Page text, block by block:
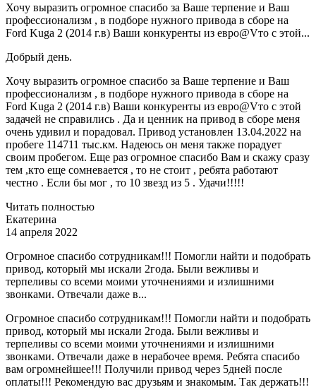
Хочу выразить огромное спасибо за Ваше терпение и Ваш
профессионализм , в подборе нужного привода в сборе на
Ford Kuga 2 (2014 г.в) Ваши конкуренты из евро@Vто с этой...
Добрый день.
Хочу выразить огромное спасибо за Ваше терпение и Ваш
профессионализм , в подборе нужного привода в сборе на
Ford Kuga 2 (2014 г.в) Ваши конкуренты из евро@Vто с этой
задачей не справились . Да и ценник на привод в сборе меня
очень удивил и порадовал. Привод установлен 13.04.2022 на
пробеге 114711 тыс.км. Надеюсь он меня также порадует
своим пробегом. Еще раз огромное спасибо Вам и скажу сразу
тем ,кто еще сомневается , то не стоит , ребята работают
честно . Если бы мог , то 10 звезд из 5 . Удачи!!!!!
Читать полностью
Екатерина
14 апреля 2022
Огромное спасибо сотрудникам!!! Помогли найти и подобрать
привод, который мы искали 2года. Были вежливы и
терпеливы со всеми моими уточнениями и излишними
звонками. Отвечали даже в...
Огромное спасибо сотрудникам!!! Помогли найти и подобрать
привод, который мы искали 2года. Были вежливы и
терпеливы со всеми моими уточнениями и излишними
звонками. Отвечали даже в нерабочее время. Ребята спасибо
вам огромнейшее!!! Получили привод через 5дней после
оплаты!!! Рекомендую вас друзьям и знакомым. Так держать!!!